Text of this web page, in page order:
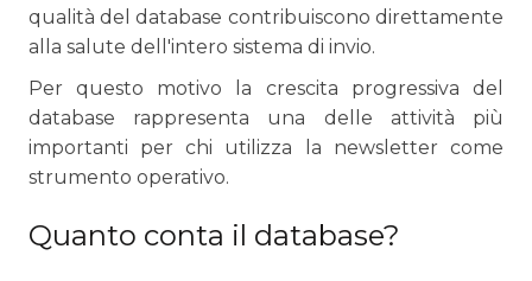
qualità del database contribuiscono direttamente
alla salute dell'intero sistema di invio.
Per questo motivo la crescita progressiva del
database rappresenta una delle attività più
importanti per chi utilizza la newsletter come
strumento operativo.
Quanto conta il database?